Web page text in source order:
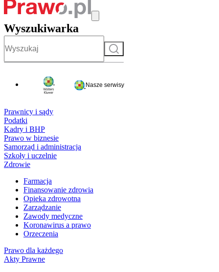
Wyszukiwarka
Szukaj
Nasze serwisy
Prawnicy i sądy
Podatki
Kadry i BHP
Prawo w biznesie
Samorząd i administracja
Szkoły i uczelnie
Zdrowie
Farmacja
Finansowanie zdrowia
Opieka zdrowotna
Zarządzanie
Zawody medyczne
Koronawirus a prawo
Orzeczenia
Prawo dla każdego
Akty Prawne